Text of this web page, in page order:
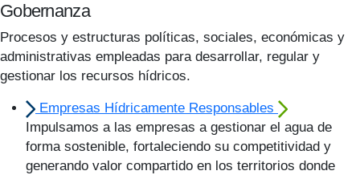
Gobernanza
Procesos y estructuras políticas, sociales, económicas y
administrativas empleadas para desarrollar, regular y
gestionar los recursos hídricos.
Empresas Hídricamente Responsables
Impulsamos a las empresas a gestionar el agua de
forma sostenible, fortaleciendo su competitividad y
generando valor compartido en los territorios donde